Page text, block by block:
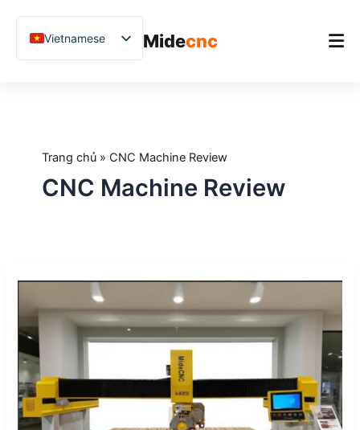
Midecnc
Ứng dụng
Blog
Vietnamese
English
Arabic
Trang chủ» CNC Machine Review
CNC Machine Review
máy
CNC
công
đá
năm
2025